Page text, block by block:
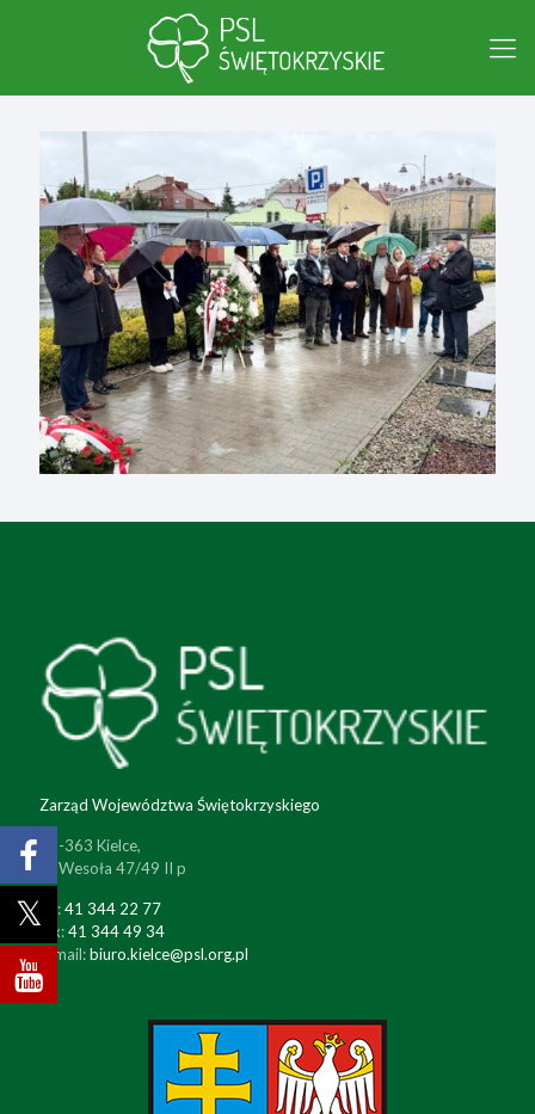
Zarząd Województwa Świętokrzyskiego
25-363 Kielce,
ul. Wesoła 47/49 II p
tel:41 344 22 77
fax:41 344 49 34
e-mail:biuro.kielce@psl.org.pl